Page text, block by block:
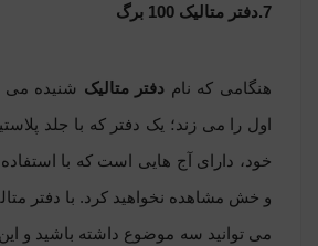
7.دفتر متالیک 100 برگ
هنگامی که نام دفتر متالیک شنیده
اول را می زند؛ یک دفتر که با جلد
خود، دارای آج هایی است که با
و خش مشاهده نخواهید کرد. با دفتر
می توانید سه موضوع داشته باشید و